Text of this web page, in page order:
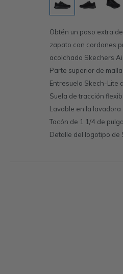
Obtén un paso extra
zapato con cordones
acolchada Skechers
Parte superior de
Entresuela Skech-Lite
Suela de tracción
Lavable en la lavadora
Tacón de 1 1/4 de
Detalle del logotipo